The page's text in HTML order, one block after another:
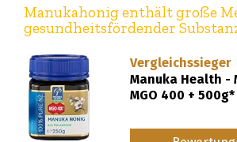
Manukahonig enthält große
gesundheitsfördender
Vergleichssieger
Manuka Health -
MGO 400 + 500g*